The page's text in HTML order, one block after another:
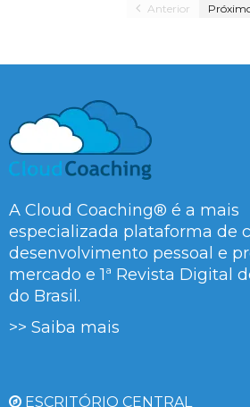
Anterior
A Cloud Coaching® é a mais
especializada plataforma de
desenvolvimento pessoal e
mercado e 1ª Revista Digital
do Brasil.
>> Saiba mais
ESCRITÓRIO CENTRAL